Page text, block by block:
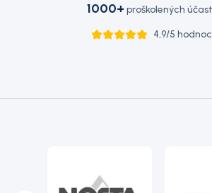
1000+ proškolených
4,9/5